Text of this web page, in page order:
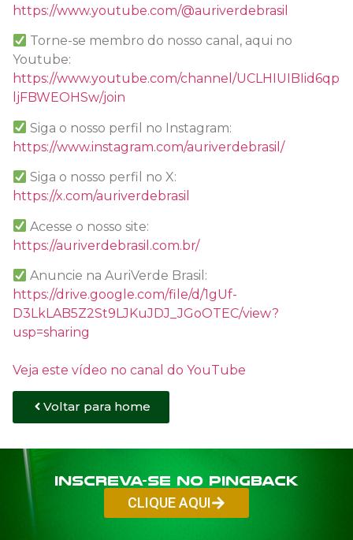
https://www.youtube.com/@auriverdebrasil
Torne-se membro do nosso canal, aqui no
Youtube:
https://www.youtube.com/channel/UCLHIUIBIid6qp
ljFBWEOHSw/join
Siga o nosso perfil no Instagram:
https://www.instagram.com/auriverdebrasil/
Siga o nosso perfil no X:
https://x.com/auriverdebrasil
Acesse o nosso site:
https://auriverdebrasil.com.br/
Anuncie na AuriVerde Brasil:
https://drive.google.com/file/d/1gUf-
D3LkLAB5Z2St9LJKuJDJ_JGoOTEC/view?
usp=sharing
Veja este vídeo no canal do YouTube
Voltar para home
Inscreva-se no PINGBACK
CLIQUE AQUI